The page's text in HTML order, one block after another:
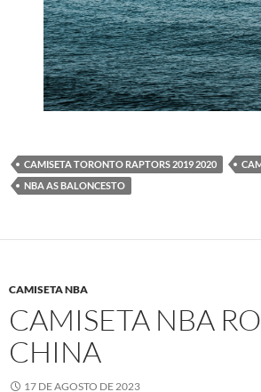
CAMISETA TORONTO RAPTORS 2019 2020
NBA AS BALONCESTO
CAMISETA NBA
CAMISETA NBA
CHINA
17 DE AGOSTO DE 2023